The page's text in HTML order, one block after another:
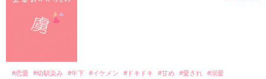
#恋愛 #幼馴染み #年下 #イケメン #ドキドキ #甘め #愛され
#溺愛